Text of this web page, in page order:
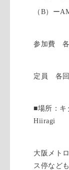
（B）ー
参加費 各
定員 各
■場所：
Hiiragi
大阪メト
ス停など